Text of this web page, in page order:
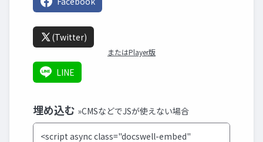
(Twitter)
またはPlayer版
LINE
埋め込む »CMSなどでJSが使えない場合